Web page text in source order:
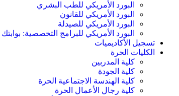
البورد الأمريكي للطب البشري
البورد الأمريكي للقانون
البورد الأمريكي للصيدلة
البورد الأمريكي للبرامج التخصصية:
تسجيل الأكاديميات
الكليات الحرة
كلية المدربين
كلية الجودة
كلية الهندسة الاجتماعية الحرة
كلية رجال الأعمال الحرة